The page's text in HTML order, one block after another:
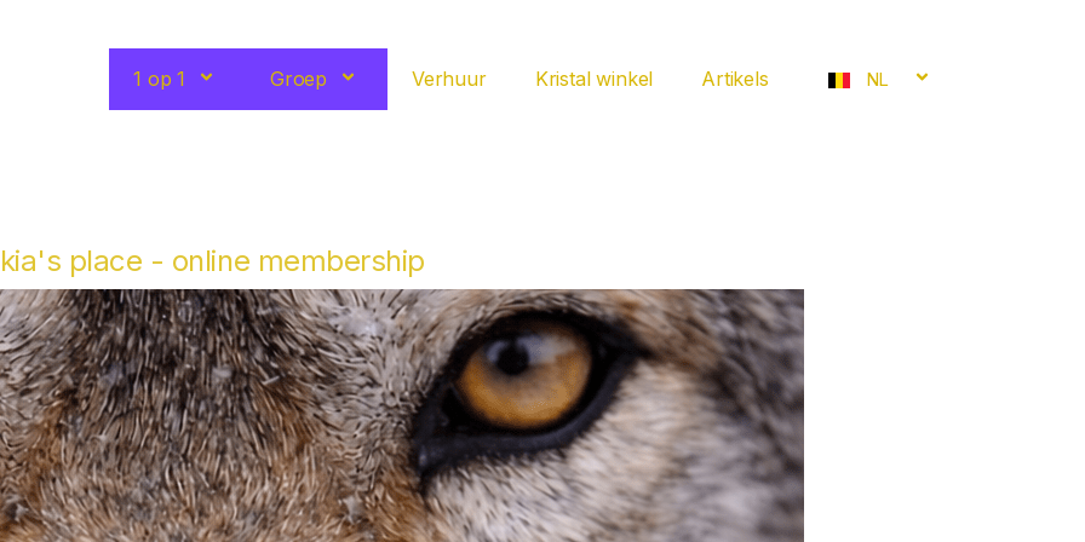
1 op 1 Groep Verhuur Kristal winkel Artikels NL
place - online membership